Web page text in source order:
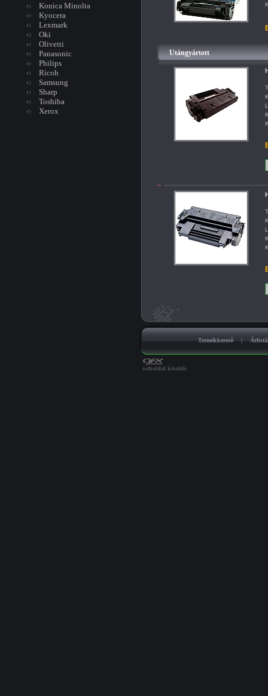
Konica Minolta
Kyocera
Lexmark
Oki
Olivetti
Panasonic
Philips
Ricoh
Samsung
Sharp
Toshiba
Xerox
Utángyártott
Termékkereső |
weboldal készítés